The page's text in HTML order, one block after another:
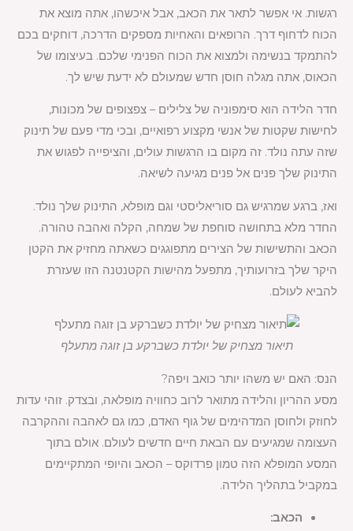
רגשות. אי אפשר לתאר את הכאב, אבל איכשהו, אתה מוצא את
הכוח לדחוף דרך. הרופאים והאחיות מספקים הדרכה, דוחקים בכם
להתמקד בנשימה ולמצוא את הכוח הפנימי שלכם. בעיצומו של
הכאוס, אתה מגלה חוסן חדש שמעולם לא ידעת שיש לך.
חדר הלידה הוא סימפוניה של צלילים – צפצופים של מכונות,
לחישות שקטות של אנשי מקצוע רפואיים, ובכי מדי פעם של תינוק
שזה עתה נולד. זה מקום בו הרגשות עולים, והציפייה לפגוש את
התינוק שלך פנים אל פנים מגיעה לשיאה.
ואז, ברגע שמרגיש גם סוריאליסטי וגם מופלא, התינוק שלך נולד.
החדר מלא בתחושה סוחפת של שמחה, הקלה ואהבה טהורה.
הכאב והתשישות של הצירים מתפוגגים כשאתה מחזיק את הקטן
היקר שלך בזרועותיך, מתפעל מהישות הקטנטנה הזו שעזרת
להביא לעולם.
תיאור מצחיק של יולדת כשברקע בן זוגה מתעלף
הנס: האם יש משהו יותר כואב ויפה?
מסע ההריון והלידה מתואר לרוב כחוויה מופלאה, ובצדק. זוהי עדות
לחוזק ולחוסן המדהימים של גוף האדם, כמו גם לאהבה וההקרבה
העצומה שמגיעים עם הבאת חיים חדשים לעולם. אולם בתוך
המסע המופלא הזה טמון פרדוקס – הכאב והיופי המתקיימים
במקביל בתהליך הלידה.
הכאב: